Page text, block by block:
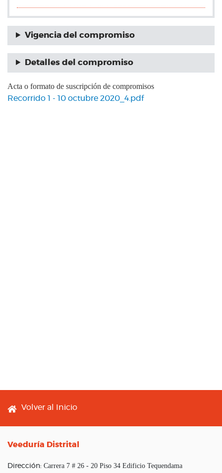
Vigencia del compromiso
Detalles del compromiso
Acta o formato de suscripción de compromisos
Recorrido 1 - 10 octubre 2020_4.pdf
Footer menu
Volver al Inicio
Veeduría Distrital
Dirección: Carrera 7 # 26 - 20 Piso 34 Edificio Tequendama